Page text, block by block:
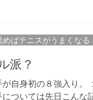
めばテニスがうまくな
派？
自身初の８強入り。
ついては先日こんな